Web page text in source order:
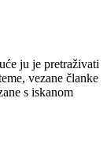
ju je pretraživati
vezane članke
s iskanom